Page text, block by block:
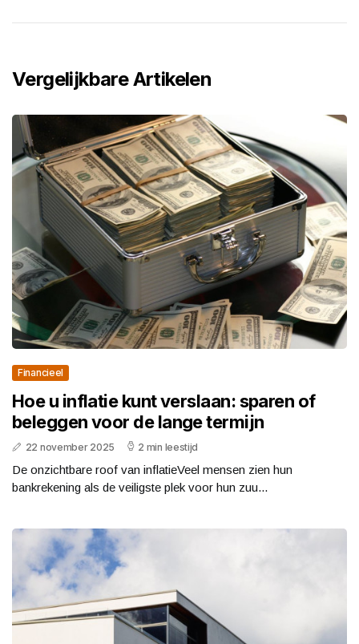
Vergelijkbare Artikelen
Financieel
Hoe u inflatie kunt verslaan: sparen of
beleggen voor de lange termijn
22 november 2025 2 min leestijd
De onzichtbare roof van inflatieVeel mensen zien hun
bankrekening als de veiligste plek voor hun zuu...